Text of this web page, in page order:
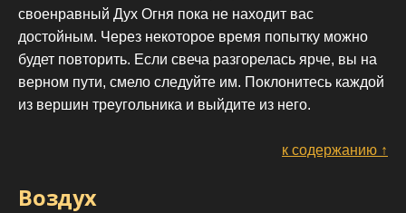
своенравный Дух Огня пока не находит вас
достойным. Через некоторое время попытку можно
будет повторить. Если свеча разгорелась ярче, вы на
верном пути, смело следуйте им. Поклонитесь каждой
из вершин треугольника и выйдите из него.
к содержанию ↑
Воздух